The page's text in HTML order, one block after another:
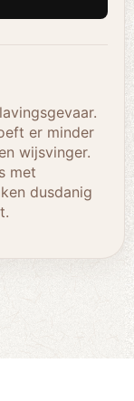
er minder
wijsvinger.
met
dusdanig